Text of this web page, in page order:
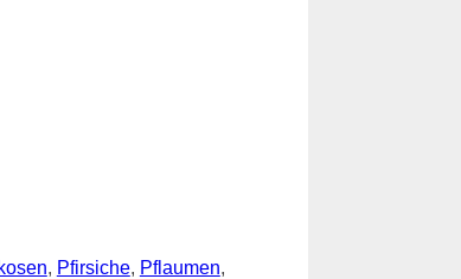
, Pfirsiche, Pflaumen,